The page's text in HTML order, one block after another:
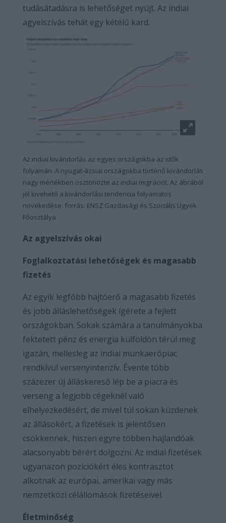
tudásátadásra is lehetőséget nyújt. Az indiai
agyelszívás tehát egy kétélű kard.
Az indiai kivándorlás az egyes országokba az idők
folyamán. A nyugat-ázsiai országokba történő kivándorlás
nagy mértékben ösztönözte az indiai migrációt. Az ábrából
jól kivehető a kivándorlási tendencia folyamatos
növekedése. forrás: ENSZ Gazdasági és Szociális Ügyek
Főosztálya
Az agyelszívás okai
Foglalkoztatási lehetőségek és magasabb
fizetés
Az egyik legfőbb hajtóerő a magasabb fizetés
és jobb álláslehetőségek ígérete a fejlett
országokban. Sokak számára a tanulmányokba
fektetett pénz és energia külföldön térül meg
igazán, mellesleg az indiai munkaerőpiac
rendkívül versenyintenzív. Évente több
százezer új álláskereső lép be a piacra és
verseng a legjobb cégeknél való
elhelyezkedésért, de mivel túl sokan küzdenek
az állásokért, a fizetések is jelentősen
csökkennek, hiszen egyre többen hajlandóak
alacsonyabb bérért dolgozni. Az indiai fizetések
ugyanazon pozíciókért éles kontrasztot
alkotnak az európai, amerikai vagy más
nemzetközi célállomások fizetéseivel.
Életminőség